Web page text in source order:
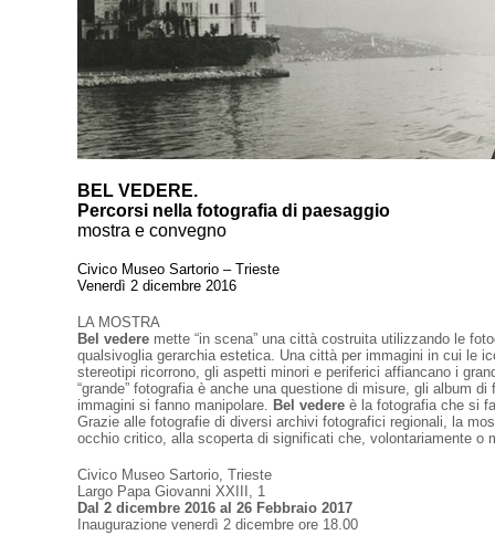
BEL VEDERE.
Percorsi nella fotografia di paesaggio
mostra e convegno
Civico Museo Sartorio – Trieste
Venerdì 2 dicembre 2016
LA MOSTRA
Bel vedere mette “in scena” una città costruita utilizzando le
qualsivoglia gerarchia estetica. Una città per immagini in cui le
stereotipi ricorrono, gli aspetti minori e periferici affiancano i
“grande” fotografia è anche una questione di misure, gli album
immagini si fanno manipolare. Bel vedere è la fotografia che si
Grazie alle fotografie di diversi archivi fotografici regionali, la
occhio critico, alla scoperta di significati che, volontariamente o
Civico Museo Sartorio, Trieste
Largo Papa Giovanni XXIII, 1
Dal 2 dicembre 2016 al 26 Febbraio 2017
Inaugurazione venerdì 2 dicembre ore 18.00